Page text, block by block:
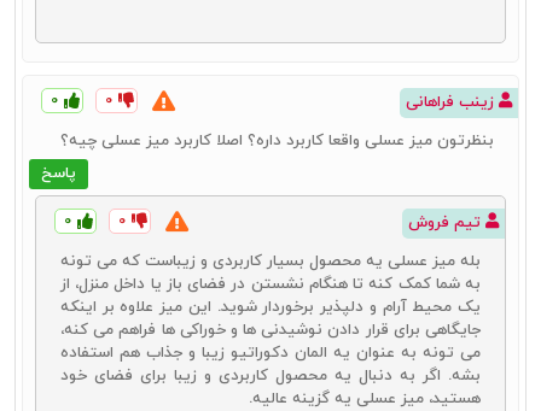
این مزیت‌ها عبارتند از:
جلوه‌ای مدرن و شیک می‌بخشد.
فلزات استفاده شده در این میزها بسیار مقاوم در برابر ضربه و
خط و خش هستند و عمر طولانی دارند.
تمیز کردن و نگهداری عسلی فلزی بسیار آسان است و با یک
پارچه مرطوب به‌راحتی تمیز می‌شود.
میز پذیرایی مهمان
میز پذیرایی مهمان به طور خاص برای پذیرایی از مهمانان طراحی شده است
و معمولاً دارای ویژگی‌های اضافی مانند کشوها و طبقات متعدد است. این
نوع میزها می‌توانند به‌عنوان میز بار نیز مورداستفاده قرار گیرند و به
سازمان‌دهی بهتر وسایل پذیرایی کمک کنند.
زینب فراهانی ۰ ۰
پاسخ
بنظرتون میز عسلی واقعا کاربرد داره؟ اصلا کاربرد میز عسلی چیه؟
تیم فروش ۰ ۰
بله میز عسلی یه محصول بسیار کاربردی و زیباست که می ‌تونه
به شما کمک کنه تا هنگام نشستن در فضای باز یا داخل منزل، از
یک محیط آرام و دلپذیر برخوردار شوید. این میز علاوه بر اینکه
جایگاهی برای قرار دادن نوشیدنی ‌ها و خوراکی ‌ها فراهم می ‌کنه،
می ‌تونه به عنوان یه المان دکوراتیو زیبا و جذاب هم استفاده
بشه. اگر به دنبال یه محصول کاربردی و زیبا برای فضای خود
هستید، میز عسلی یه گزینه عالیه.